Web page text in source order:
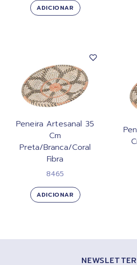
ADICIONAR
Peneira Artesanal 35
Cm
Preta/Branca/Coral
Fibra
8465
ADICIONAR
NEWSLETTER